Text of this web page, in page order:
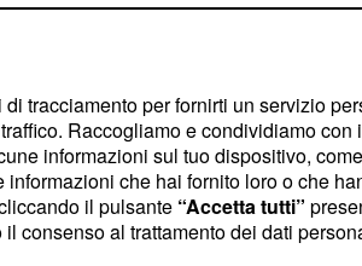
che il giorno 17
in onda un match
in campo a
in campo
tracciamento per fornirti un servizio
Raccogliamo e condividiamo con
informazioni sul tuo dispositivo,
che hai fornito loro o che
il pulsante “Accetta tutti”
consenso al trattamento dei dati